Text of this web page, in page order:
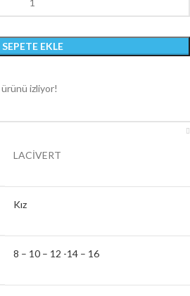
SEPETE EKLE
izliyor!
LACİVERT
Kız
8 – 10 – 12 -14 – 16